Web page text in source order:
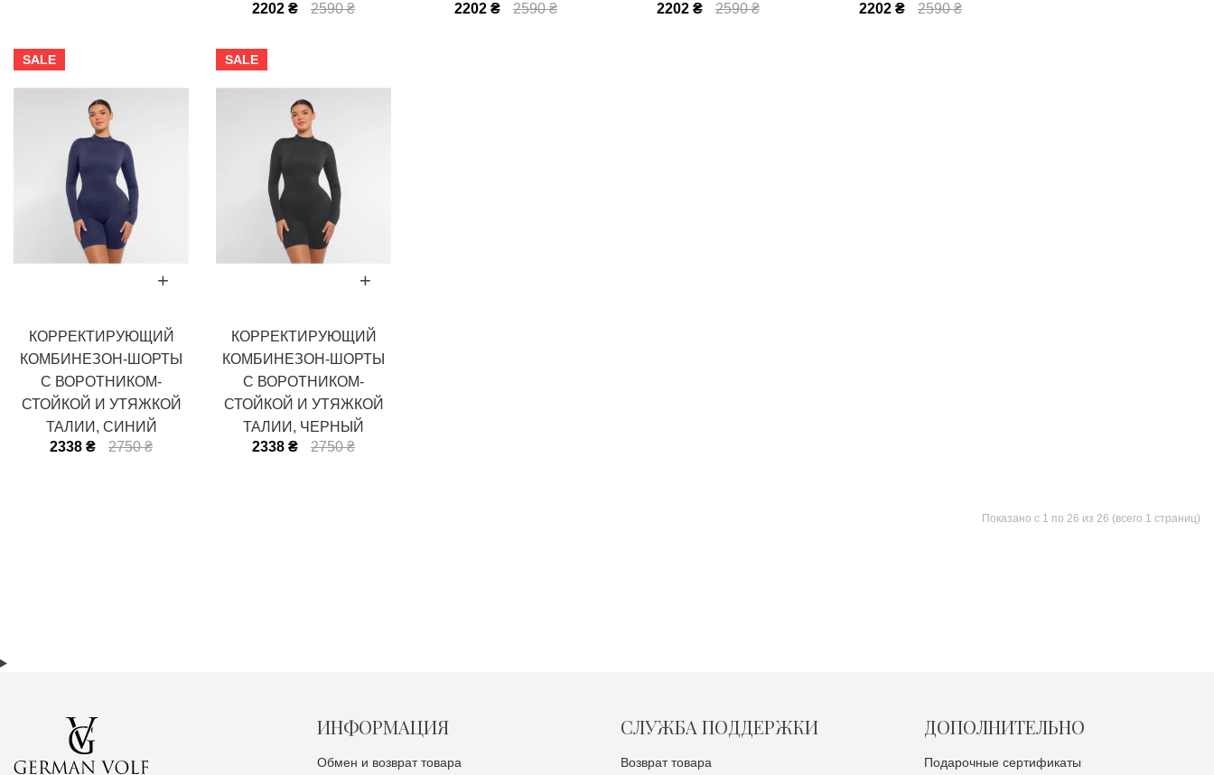
2202 ₴
2590 ₴
2202 ₴
2590 ₴
2202 ₴
2590 ₴
2202 ₴
2590 ₴
SALE
КОРРЕКТИРУЮЩИЙ
КОМБИНЕЗОН-ШОРТЫ
С ВОРОТНИКОМ-
СТОЙКОЙ И УТЯЖКОЙ
ТАЛИИ, СИНИЙ
2338 ₴
2750 ₴
SALE
КОРРЕКТИРУЮЩИЙ
КОМБИНЕЗОН-ШОРТЫ
С ВОРОТНИКОМ-
СТОЙКОЙ И УТЯЖКОЙ
ТАЛИИ, ЧЕРНЫЙ
2338 ₴
2750 ₴
Показано с 1 по 26 из 26 (всего 1 страниц)
ИНФОРМАЦИЯ
Обмен и возврат товара
СЛУЖБА ПОДДЕРЖКИ
Возврат товара
ДОПОЛНИТЕЛЬНО
Подарочные сертификаты